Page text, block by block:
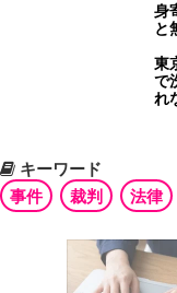
身
と
東
で
れ
キーワード
事件
裁判 法律